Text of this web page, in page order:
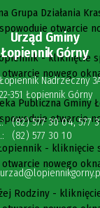
Urząd Gminy
Łopiennik Górny
Łopiennik Nadrzeczny
22-351 Łopiennik Górny
(82) 577 30 04,577
(82) 577 30 10